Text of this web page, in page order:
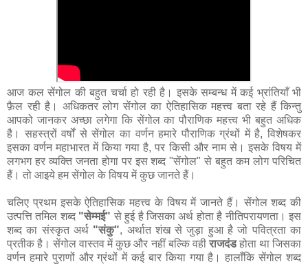
आज कल सेंगोल की बहुत चर्चा हो रही है। इसके सम्बन्ध में कई भ्रांतियाँ भी
फ़ैल रही है। अधिकतर लोग सेंगोल का ऐतिहासिक महत्त्व बता रहे हैं किन्तु
आपको जानकर अच्छा लगेगा कि सेंगोल का पौराणिक महत्त्व भी बहुत अधिक
है। सहस्त्रों वर्षों से सेंगोल का वर्णन हमारे पौराणिक ग्रंथों में है, विशेषकर
इसका वर्णन महाभारत में किया गया है, पर किसी और नाम से। इसके विषय में
लगभग हर व्यक्ति जनता होगा पर इस शब्द "सेंगोल" से बहुत कम लोग परिचित
हैं। तो आइये हम सेंगोल के विषय में कुछ जानते हैं।
चलिए प्रथम इसके ऐतिहासिक महत्त्व के विषय में जानते हैं। सेंगोल शब्द की
उत्पत्ति तमिल शब्द "सेम्मई" से हुई है जिसका अर्थ होता है नीतिपरायणता। इस
शब्द का संस्कृत अर्थ "संकु", अर्थात शंख से जुड़ा हुआ है जो पवित्रता का
प्रतीक है। सेंगोल वास्तव में कुछ और नहीं बल्कि वहीराजदंडहोता था जिसका
वर्णन हमारे पुराणों और ग्रंथों में कई बार किया गया है। हालाँकि सेंगोल शब्द